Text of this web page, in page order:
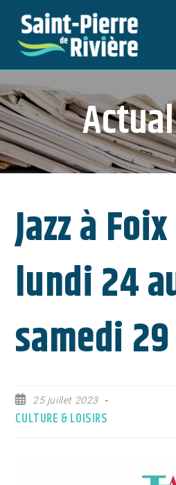
content
Jazz à
lundi 24
samedi
Publication
publiée :
25 juillet 2023
Post
CULTURE & LOISIRS